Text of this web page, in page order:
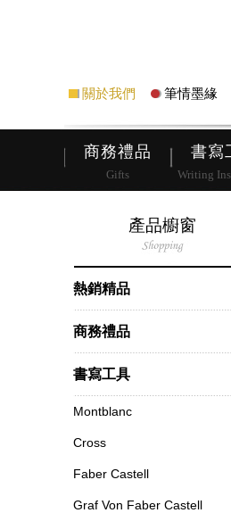
關於我們 筆情墨緣
商務禮品
Gifts
書寫
Writing
產品櫥窗
熱銷精品
商務禮品
書寫工具
Montblanc
Cross
Faber Castell
Graf Von Faber Castell